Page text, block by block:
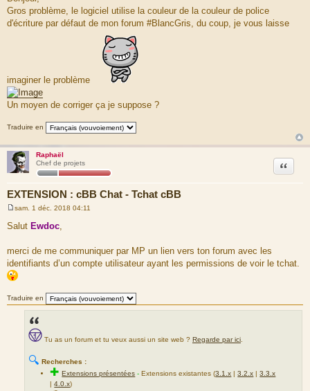
s
s
a
g
Gros problème, le logiciel utilise la couleur de la couleur de police
d'écriture par défaut de mon forum #BlancGris, du coup, je vous laisse
imaginer le problème
Un moyen de corriger ça je suppose ?
Traduire en
Raphaël
Chef de projets
EXTENSION : cBB Chat - Tchat cBB
Citation
e
s
g
e
sam. 1 déc. 2018 04:11
Salut Ewdoc
merci de me communiquer par MP un lien vers ton forum avec les
identifiants d’un compte utilisateur ayant les permissions de voir le tchat.
Traduire en
Tu as un forum et tu veux aussi un site web ? Regarde par ici.
🔍 Recherches :
✚Extensions présentées -Extensions existantes (3.1.x |3.2.x |3.3.x
|4.0.x)